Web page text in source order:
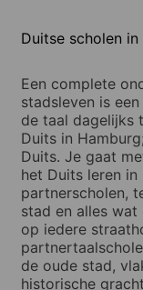
Duitse scholen in
Een complete
stadsleven is
de taal dagelijks
Duits in
Duits. Je gaat
het Duits leren
partnerscholen,
stad en alles
op iedere
de oude stad,
historische